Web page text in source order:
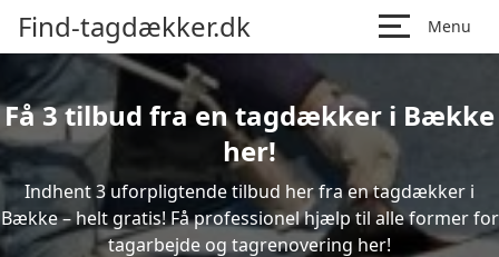
Find-tagdækker.dk Menu
Få 3 tilbud fra en tagdækker i Bække
her!
Indhent 3 uforpligtende tilbud her fra en tagdækker i
Bække – helt gratis! Få professionel hjælp til alle former for
tagarbejde og tagrenovering her!